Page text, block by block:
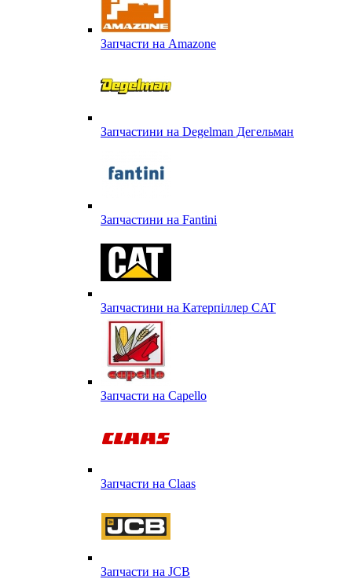
Запчасти на Amazone
Запчастини на Degelman Дегельман
Запчастини на Fantini
Запчастини на Катерпіллер CAT
Запчасти на Capello
Запчасти на Сlaas
Запчасти на JCB